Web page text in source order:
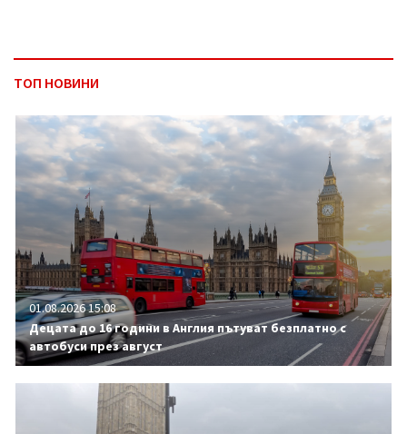
ТОП НОВИНИ
01.08.2026 15:08
Децата до 16 години в Англия пътуват безплатно с
автобуси през август